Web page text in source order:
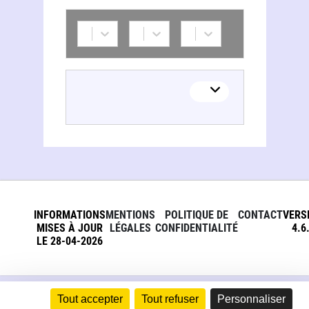
Tout accepter Tout refuser Personnaliser
INFORMATIONS
MISES À JOUR
LE 28-04-2026
MENTIONS
LÉGALES
POLITIQUE DE
CONFIDENTIALITÉ
CONTACT